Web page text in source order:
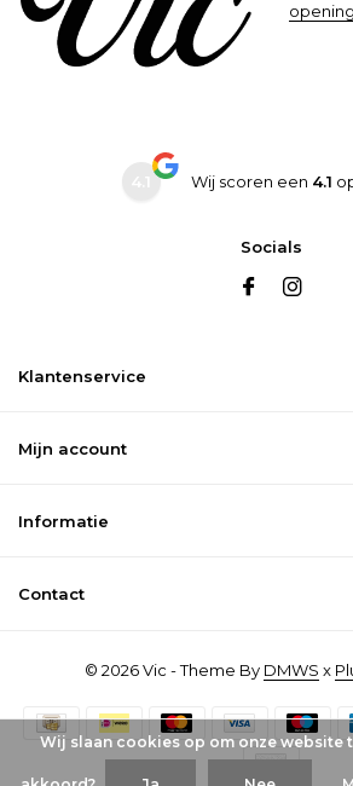
Wij scoren een 4.1
Socials
Klantenservice
Mijn account
Informatie
Contact
© 2026 Vic - Theme By DMWS x
Wij slaan cookies op om onze website